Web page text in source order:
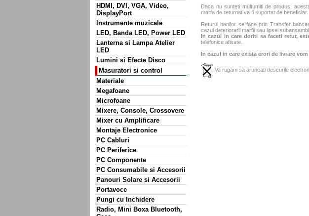
HDMI, DVI, VGA, Video,
DisplayPort
Instrumente muzicale
LED, Banda LED, Power LED
Lanterna si Lampa Atelier
LED
Lumini si Efecte Disco
Masuratori si control
Materiale
Megafoane
Microfoane
Mixere, Console, Crossovere
Mixer cu Amplificare
Montaje Electronice
PC Cabluri
PC Periferice
PC Componente
PC Consumabile si Accesorii
Panouri Solare si Accesorii
Portavoce
Pungi cu Inchidere
Radio, Mini Boxa Bluetooth,
Daca nu sunteti multumiti de produs,
marfa de returnat va fi suportat de beneficiar.
Returul banilor se face prin Transfer
cazul deteriorarii marfii sau lipsei
In cazul in care doriti sa faceti retur,
telefonice afisate.
In cazul in care exista erori de livrare
Va rugam sa aruncati deseurile